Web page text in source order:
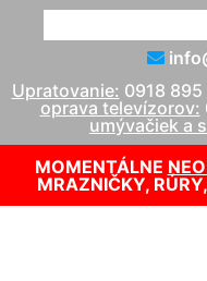
Upratovanie: 0918 895
oprava televízorov:
umývačiek a
MOMENTÁLNE
MRAZNIČKY,